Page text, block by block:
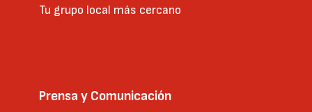
Tu grupo local más cercano
Prensa y Comunicación